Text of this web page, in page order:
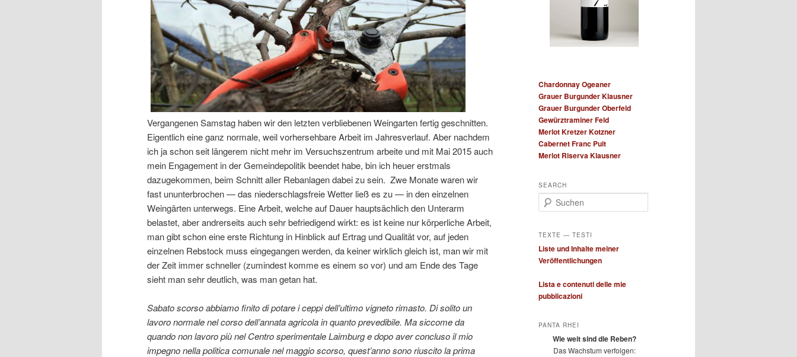
Vergangenen Samstag haben wir den letzten verbliebenen Weingarten fertig geschnitten.
Eigentlich eine ganz normale, weil vorhersehbare Arbeit im Jahresverlauf. Aber nachdem
ich ja schon seit längerem nicht mehr im Versuchszentrum arbeite und mit Mai 2015 auch
mein Engagement in der Gemeindepolitik beendet habe, bin ich heuer erstmals
dazugekommen, beim Schnitt aller Rebanlagen dabei zu sein. Zwe Monate waren wir
fast ununterbrochen — das niederschlagsfreie Wetter ließ es zu — in den einzelnen
Weingärten unterwegs. Eine Arbeit, welche auf Dauer hauptsächlich den Unterarm
belastet, aber andrerseits auch sehr befriedigend wirkt: es ist keine nur körperliche Arbeit,
man gibt schon eine erste Richtung in Hinblick auf Ertrag und Qualität vor, auf jeden
einzelnen Rebstock muss eingegangen werden, da keiner wirklich gleich ist, man wir mit
der Zeit immer schneller (zumindest komme es einem so vor) und am Ende des Tage
sieht man sehr deutlich, was man getan hat.
Sabato scorso abbiamo finito di potare i ceppi dell’ultimo vigneto rimasto. Di solito un
lavoro normale nel corso dell’annata agricola in quanto prevedibile. Ma siccome da
quando non lavoro più nel Centro sperimentale Laimburg e dopo aver concluso il mio
impegno nella politica comunale nel maggio scorso, quest’anno sono riuscito la prima
Chardonnay Ogeaner
Grauer Burgunder Klausner
Grauer Burgunder Oberfeld
Gewürztraminer Feld
Merlot Kretzer Kotzner
Cabernet Franc Puit
Merlot Riserva Klausner
SEARCH
u
h
n
TEXTE — TESTI
Liste und Inhalte meiner
Veröffentlichungen
Lista e contenuti delle mie
pubblicazioni
PANTA RHEI
Wie weit sind die Reben?
Das Wachstum verfolgen: